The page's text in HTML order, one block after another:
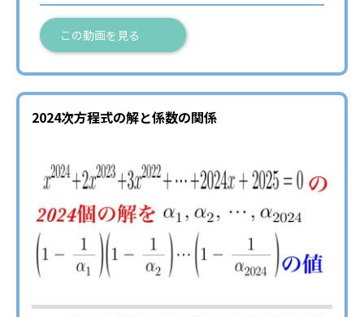
この動画を見る
2024次方程式の解と係数の関係